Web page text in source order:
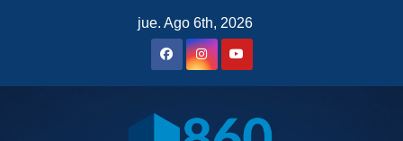
jue. Ago 6th, 2026